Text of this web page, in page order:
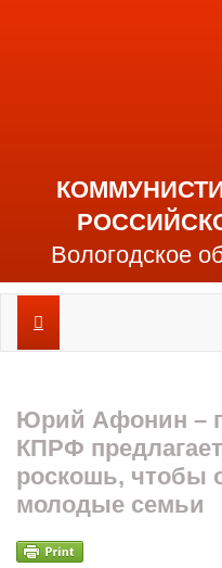
Вологодское
Юрий Афонин –
КПРФ
роскошь, чтобы
молодые семьи